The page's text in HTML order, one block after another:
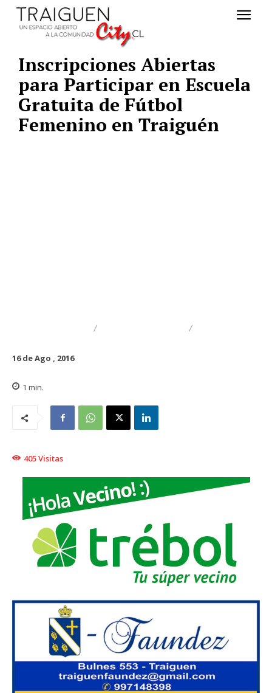
Inscripciones Abiertas
para Participar en Escuela
Gratuita de Fútbol
Femenino en Traiguén
16 de Ago , 2016
1 min.
405Visitas